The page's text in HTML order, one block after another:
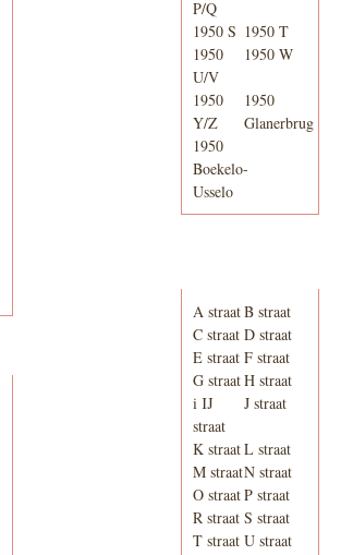
P/Q
1950 S 1950 T
1950
U/V
1950 W
1950
Y/Z
1950
Glanerbrug
1950
Boekelo-
Usselo
A straatB straat
C straat D straat
E straat F straat
G straatH straat
i IJ
straat
J straat
K straatL straat
M straatN straat
O straatP straat
R straat S straat
T straat U straat